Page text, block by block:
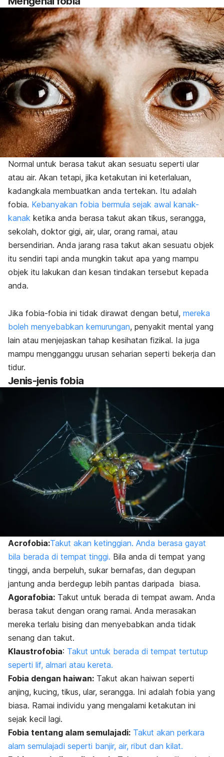
Normal untuk berasa takut akan sesuatu seperti ular
atau air. Akan tetapi, jika ketakutan ini keterlaluan,
kadangkala membuatkan anda tertekan. Itu adalah
fobia. Kebanyakan fobia bermula sejak awal kanak-
kanak ketika anda berasa takut akan tikus, serangga,
sekolah, doktor gigi, air, ular, orang ramai, atau
bersendirian. Anda jarang rasa takut akan sesuatu objek
itu sendiri tapi anda mungkin takut apa yang mampu
objek itu lakukan dan kesan tindakan tersebut kepada
anda.
Jika fobia-fobia ini tidak dirawat dengan betul, mereka
boleh menyebabkan kemurungan, penyakit mental yang
lain atau menjejaskan tahap kesihatan fizikal. Ia juga
mampu mengganggu urusan seharian seperti bekerja dan
tidur.
Jenis-jenis fobia
Acrofobia:Takut akan ketinggian. Anda berasa gayat
bila berada di tempat tinggi. Bila anda di tempat yang
tinggi, anda berpeluh, sukar bernafas, dan degupan
jantung anda berdegup lebih pantas daripada biasa.
Agorafobia: Takut untuk berada di tempat awam. Anda
berasa takut dengan orang ramai. Anda merasakan
mereka terlalu bising dan menyebabkan anda tidak
senang dan takut.
Klaustrofobia: Takut untuk berada di tempat tertutup
seperti lif, almari atau kereta.
Fobia dengan haiwan: Takut akan haiwan seperti
anjing, kucing, tikus, ular, serangga. Ini adalah fobia yang
biasa. Ramai individu yang mengalami ketakutan ini
sejak kecil lagi.
Fobia tentang alam semulajadi: Takut akan perkara
alam semulajadi seperti banjir, air, ribut dan kilat.